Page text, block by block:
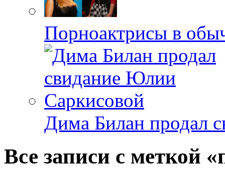
Порноактрисы в
Дима Билан продал
Все записи с меткой